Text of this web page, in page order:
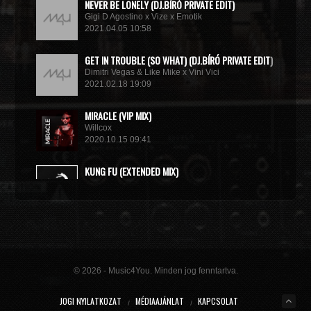
NEVER BE LONELY (DJ.BÍRÓ PRIVATE EDIT)
Gigi D Agostino x Vize x Emotik
2021.04.05 10:58
GET IN TROUBLE (SO WHAT) (DJ.BÍRÓ PRIVATE EDIT)
Dimitri Vegas & Like Mike x Vini Vici
2021.02.18 19:09
MIRACLE (VIP MIX)
Willcox
2020.10.15 09:41
KUNG FU (EXTENDED MIX)
© 2026 - Music4You. Minden jog fenntartva.
JOGI NYILATKOZAT MÉDIAAJÁNLAT KAPCSOLAT